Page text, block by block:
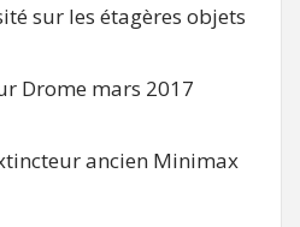
sur les étagères objets
Drome mars 2017
ancien Minimax